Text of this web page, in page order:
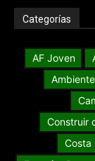
Categorías
AF Joven
Ambiente
Construir
Costa